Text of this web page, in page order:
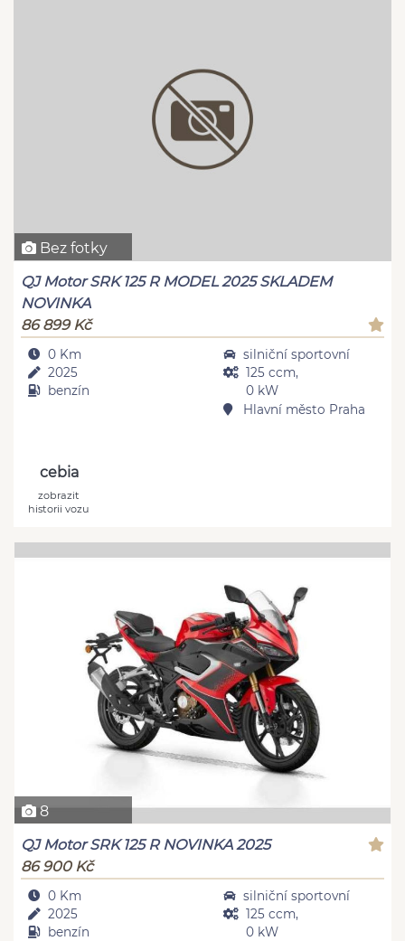
Bez fotky
QJ Motor SRK 125 R MODEL 2025 SKLADEM
NOVINKA
86 899 Kč
0 Km
2025
benzín
silniční sportovní
125 ccm,
0 kW
Hlavní město Praha
cebia
zobrazit
historii vozu
8
QJ Motor SRK 125 R NOVINKA 2025
86 900 Kč
0 Km
2025
benzín
silniční sportovní
125 ccm,
0 kW